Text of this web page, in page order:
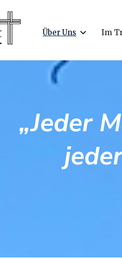
Über Uns Im
„Jeder